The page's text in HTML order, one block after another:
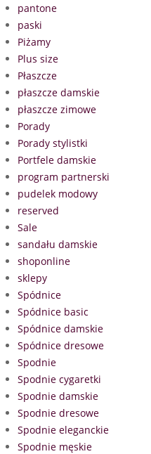
pantone
paski
Piżamy
Plus size
Płaszcze
płaszcze damskie
płaszcze zimowe
Porady
Porady stylistki
Portfele damskie
program partnerski
pudelek modowy
reserved
Sale
sandału damskie
shoponline
sklepy
Spódnice
Spódnice basic
Spódnice damskie
Spódnice dresowe
Spodnie
Spodnie cygaretki
Spodnie damskie
Spodnie dresowe
Spodnie eleganckie
Spodnie męskie